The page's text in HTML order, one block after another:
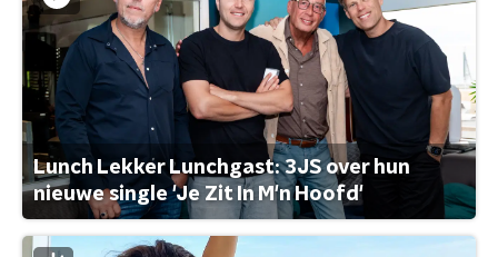
Lunch Lekker Lunchgast: 3JS over hun
nieuwe single 'Je Zit In M'n Hoofd'